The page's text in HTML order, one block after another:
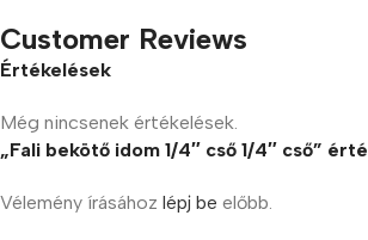
Customer Reviews
Értékelések
Még nincsenek értékelések.
„Fali bekötő idom 1/4″ cső 1/4″ cső”
Vélemény írásához lépj be előbb.